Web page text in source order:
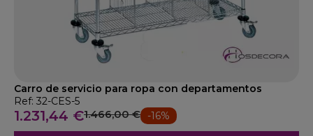
Carro de servicio para ropa con departamentos
Ref: 32-CES-5
1.231,44 €1.466,00 € -16%